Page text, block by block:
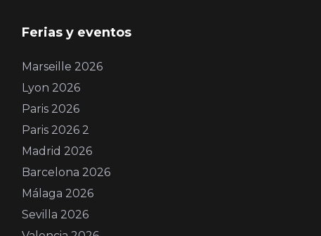
Ferias y eventos
Marseille 2026
Lyon 2026
Paris 2026
Paris 2026 2
Madrid 2026
Barcelona 2026
Málaga 2026
Sevilla 2026